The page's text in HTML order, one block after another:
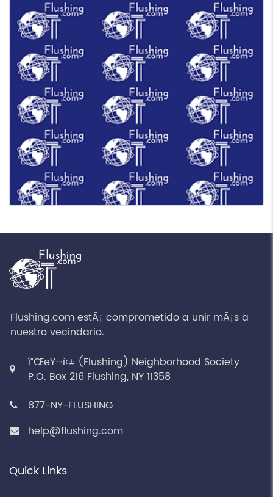
Flushing.com estÃ¡ comprometido a unir mÃ¡s a
nuestro vecindario.
í”ŒëŸ¬ì‹± (Flushing) Neighborhood Society
P.O. Box 216 Flushing, NY 11358
877-NY-FLUSHING
help@flushing.com
Quick Links